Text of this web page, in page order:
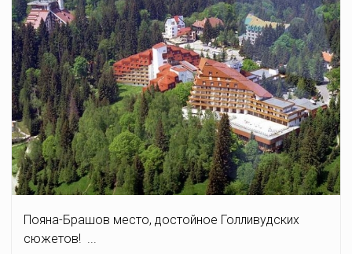
Пояна-Брашов место, достойное Голливудских
сюжетов! ...